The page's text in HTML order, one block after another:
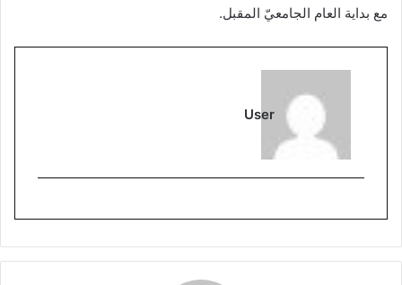
مع بداية العام الجامعيّ المقبل.
User